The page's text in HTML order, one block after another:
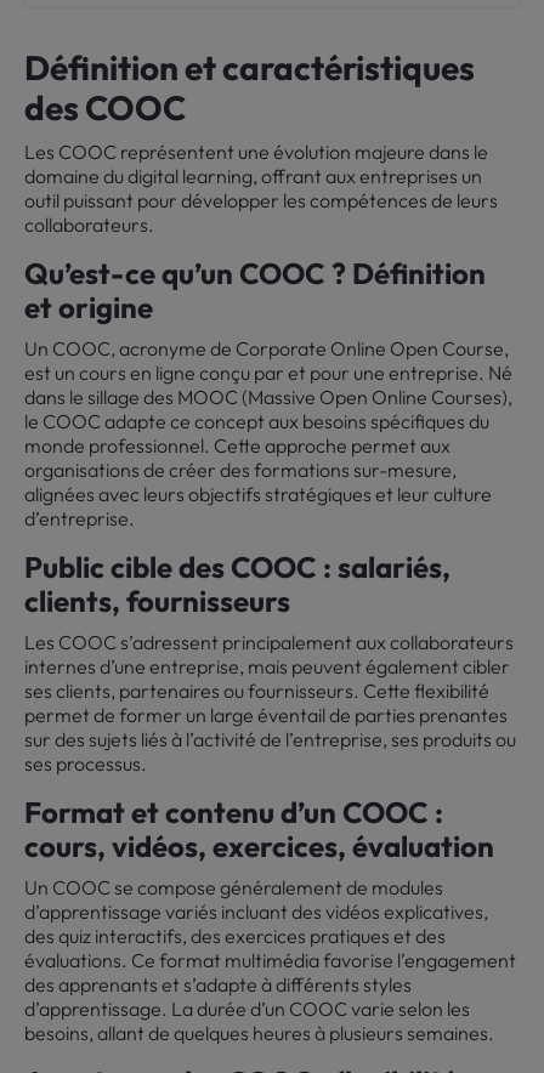
Définition et caractéristiques
des COOC
Les COOC représentent une évolution majeure dans le
domaine du digital learning, offrant aux entreprises un
outil puissant pour développer les compétences de leurs
collaborateurs.
Qu’est-ce qu’un COOC ? Définition
et origine
Un COOC, acronyme de Corporate Online Open Course,
est un cours en ligne conçu par et pour une entreprise. Né
dans le sillage des MOOC (Massive Open Online Courses),
le COOC adapte ce concept aux besoins spécifiques du
monde professionnel. Cette approche permet aux
organisations de créer des formations sur-mesure,
alignées avec leurs objectifs stratégiques et leur culture
d’entreprise.
Public cible des COOC : salariés,
clients, fournisseurs
Les COOC s’adressent principalement aux collaborateurs
internes d’une entreprise, mais peuvent également cibler
ses clients, partenaires ou fournisseurs. Cette flexibilité
permet de former un large éventail de parties prenantes
sur des sujets liés à l’activité de l’entreprise, ses produits ou
ses processus.
Format et contenu d’un COOC :
cours, vidéos, exercices, évaluation
Un COOC se compose généralement de modules
d’apprentissage variés incluant des vidéos explicatives,
des quiz interactifs, des exercices pratiques et des
évaluations. Ce format multimédia favorise l’engagement
des apprenants et s’adapte à différents styles
d’apprentissage. La durée d’un COOC varie selon les
besoins, allant de quelques heures à plusieurs semaines.